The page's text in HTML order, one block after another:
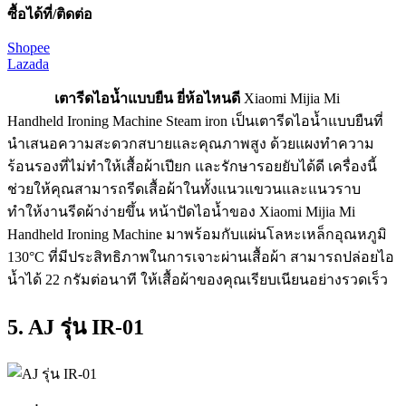
ซื้อได้ที่/ติดต่อ
Shopee
Lazada
เตารีดไอน้ำแบบยืน ยี่ห้อไหนดี Xiaomi Mijia Mi
Handheld Ironing Machine Steam iron เป็นเตารีดไอน้ำแบบยืนที่
นำเสนอความสะดวกสบายและคุณภาพสูง ด้วยแผงทำความ
ร้อนรองที่ไม่ทำให้เสื้อผ้าเปียก และรักษารอยยับได้ดี เครื่องนี้
ช่วยให้คุณสามารถรีดเสื้อผ้าในทั้งแนวแขวนและแนวราบ
ทำให้งานรีดผ้าง่ายขึ้น หน้าปัดไอน้ำของ Xiaomi Mijia Mi
Handheld Ironing Machine มาพร้อมกับแผ่นโลหะเหล็กอุณหภูมิ
130°C ที่มีประสิทธิภาพในการเจาะผ่านเสื้อผ้า สามารถปล่อยไอ
น้ำได้ 22 กรัมต่อนาที ให้เสื้อผ้าของคุณเรียบเนียนอย่างรวดเร็ว
5. AJ รุ่น IR-01